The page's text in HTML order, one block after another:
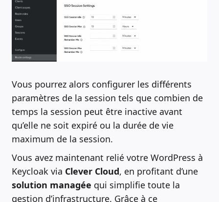
Vous pourrez alors configurer les différents
paramètres de la session tels que combien de
temps la session peut être inactive avant
qu’elle ne soit expiré ou la durée de vie
maximum de la session.
Vous avez maintenant relié votre WordPress à
Keycloak via Clever Cloud, en profitant d’une
solution managée qui simplifie toute la
gestion d’infrastructure. Grâce à ce